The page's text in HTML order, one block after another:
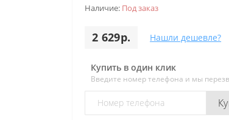
Наличие: Под заказ
2 629р. Нашли дешевле?
Купить в один клик
Введите номер телефона и мы